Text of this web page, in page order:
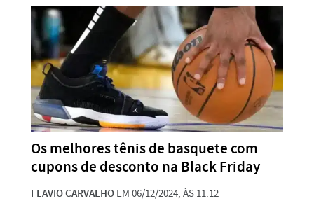
Os melhores tênis de basquete com
cupons de desconto na Black Friday
FLAVIO CARVALHO EM 06/12/2024, ÀS 11:12